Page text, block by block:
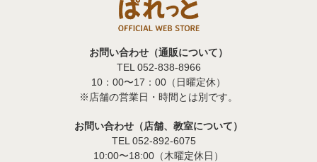
お問い合わせ（通販について）
TEL 052-838-8966
10：00〜17：00（日曜定休）
※店舗の営業日・時間とは別です。
お問い合わせ（店舗、教室について）
TEL 052-892-6075
10:00〜18:00（木曜定休日）